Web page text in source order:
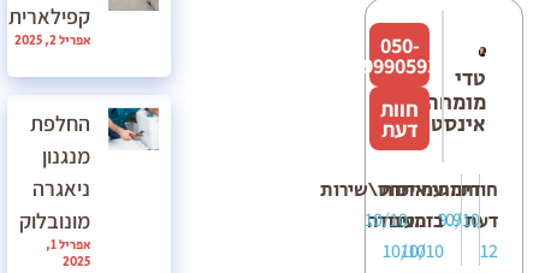
טדי
מומחה
אינסטלציה
050-
9990593
חוות
דעת
חוות
דעת
12
דירוג
10/10
מחיר
9.9
עמידה
בזמנים
10/10
איכות
העבודה
10/10
יחס\שירות
10/10
קפילארית
אפריל 2, 2025
החלפת
מנגנון
ניאגרה
מונובלוק
אפריל 1,
2025